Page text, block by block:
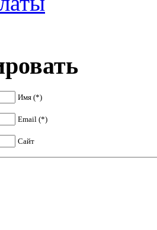
Имя (*)
Email (*)
Сайт